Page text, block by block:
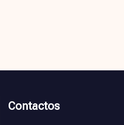
Contactos